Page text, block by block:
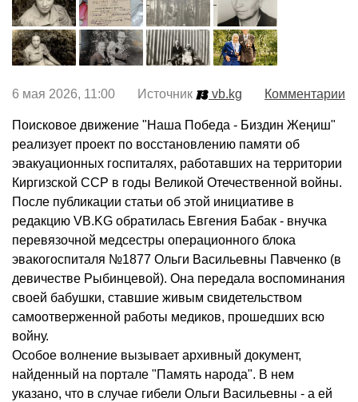
6 мая 2026, 11:00 Источник vb.kg Комментарии
Поисковое движение "Наша Победа - Биздин Жеңиш"
реализует проект по восстановлению памяти об
эвакуационных госпиталях, работавших на территории
Киргизской ССР в годы Великой Отечественной войны.
После публикации статьи об этой инициативе в
редакцию VB.KG обратилась Евгения Бабак - внучка
перевязочной медсестры операционного блока
эвакогоспиталя №1877 Ольги Васильевны Павченко (в
девичестве Рыбинцевой). Она передала воспоминания
своей бабушки, ставшие живым свидетельством
самоотверженной работы медиков, прошедших всю
войну.
Особое волнение вызывает архивный документ,
найденный на портале "Память народа". В нем
указано, что в случае гибели Ольги Васильевны - а ей